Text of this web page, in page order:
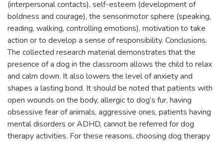
(interpersonal contacts), self-esteem (development of
boldness and courage), the sensorimotor sphere (speaking,
reading, walking, controlling emotions), motivation to take
action or to develop a sense of responsibility. Conclusions.
The collected research material demonstrates that the
presence of a dog in the classroom allows the child to relax
and calm down. It also lowers the level of anxiety and
shapes a lasting bond. It should be noted that patients with
open wounds on the body, allergic to dog’s fur, having
obsessive fear of animals, aggressive ones, patients having
mental disorders or ADHD, cannot be referred for dog
therapy activities. For these reasons, choosing dog therapy